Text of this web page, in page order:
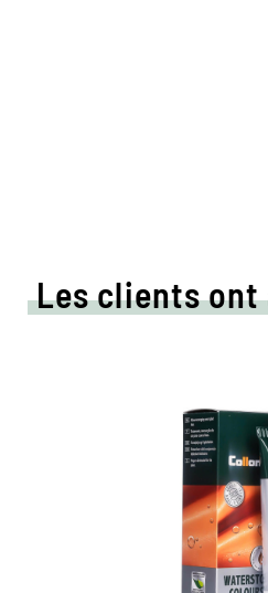
Les clients ont
Crème de
et
Maintient tous les